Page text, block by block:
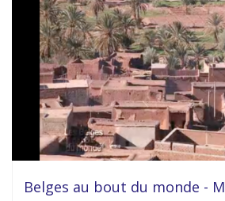
Belges au bout du monde -